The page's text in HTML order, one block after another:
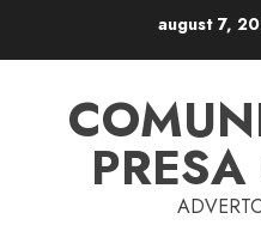
august 7,